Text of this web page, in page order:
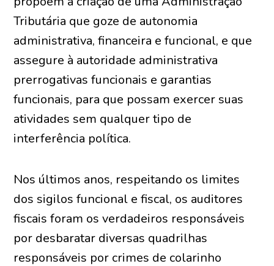
Tributária que goze de autonomia
administrativa, financeira e funcional, e que
assegure à autoridade administrativa
prerrogativas funcionais e garantias
funcionais, para que possam exercer suas
atividades sem qualquer tipo de
interferência política.
Nos últimos anos, respeitando os limites
dos sigilos funcional e fiscal, os auditores
fiscais foram os verdadeiros responsáveis
por desbaratar diversas quadrilhas
responsáveis por crimes de colarinho